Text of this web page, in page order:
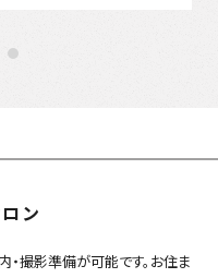
ン
撮影準備が可能です。お住ま